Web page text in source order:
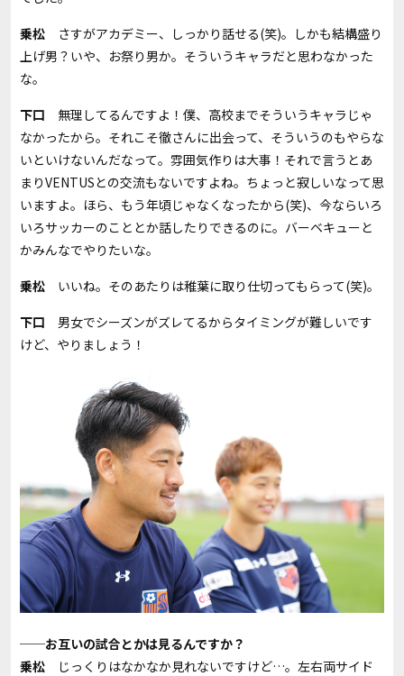
乗松 さすがアカデミー、しっかり話せる(笑)。しかも結構盛り
上げ男？いや、お祭り男か。そういうキャラだと思わなかった
な。
下口 無理してるんですよ！僕、高校までそういうキャラじゃ
なかったから。それこそ徹さんに出会って、そういうのもやらな
いといけないんだなって。雰囲気作りは大事！それで言うとあ
まりVENTUSとの交流もないですよね。ちょっと寂しいなって思
いますよ。ほら、もう年頃じゃなくなったから(笑)、今ならいろ
いろサッカーのこととか話したりできるのに。バーベキューと
かみんなでやりたいな。
乗松 いいね。そのあたりは稚葉に取り仕切ってもらって(笑)。
下口 男女でシーズンがズレてるからタイミングが難しいです
けど、やりましょう！
──お互いの試合とかは見るんですか？
乗松 じっくりはなかなか見れないですけど…。左右両サイド